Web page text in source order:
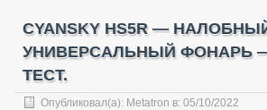
CYANSKY HS5R —
УНИВЕРСАЛЬНЫЙ ФОНАРЬ
ТЕСТ.
Опубликовал(а): Metatron в: 05/10/2022